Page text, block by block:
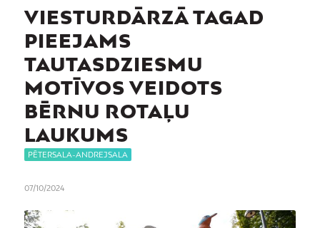
VIESTURDĀRZĀ TAGAD
PIEEJAMS
TAUTASDZIESMU
MOTĪVOS VEIDOTS
BĒRNU ROTAĻU
LAUKUMS
PĒTERSALA-ANDREJSALA
07/10/2024